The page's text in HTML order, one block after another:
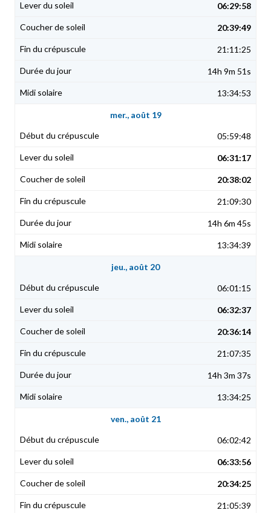
06:29:58
20:39:49
21:11:25
14h 9m 51s
13:34:53
mer., août 19
05:59:48
06:31:17
20:38:02
21:09:30
14h 6m 45s
13:34:39
jeu., août 20
06:01:15
06:32:37
20:36:14
21:07:35
14h 3m 37s
13:34:25
ven., août 21
06:02:42
06:33:56
20:34:25
21:05:39